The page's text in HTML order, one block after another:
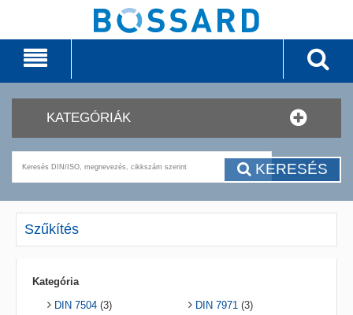
KATEGÓRIÁK
KERESÉS
Szűkítés
Kategória
DIN 7504(3) DIN 7971(3)